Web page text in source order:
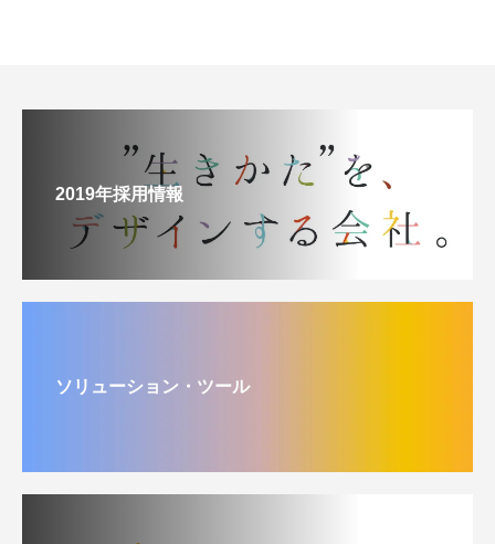
2019年採用情報
ソリューション・ツール